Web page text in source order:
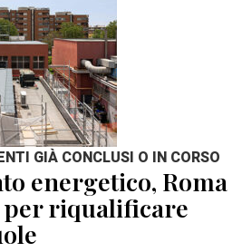
GIÀ CONCLUSI O IN CORSO
energetico, Roma
per riqualificare